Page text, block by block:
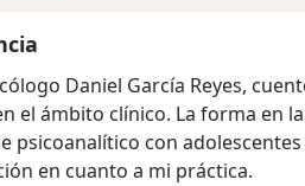
Daniel García Reyes,
el ámbito clínico. La forma en
psicoanalítico con
en cuanto a mi práctica.